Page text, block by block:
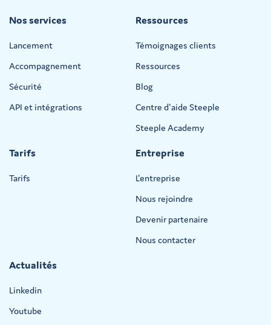
Nos services
Lancement
Accompagnement
Sécurité
API et intégrations
Ressources
Témoignages clients
Ressources
Blog
Centre d'aide Steeple
Steeple Academy
Tarifs
Tarifs
Entreprise
L'entreprise
Nous rejoindre
Devenir partenaire
Nous contacter
Actualités
Linkedin
Youtube